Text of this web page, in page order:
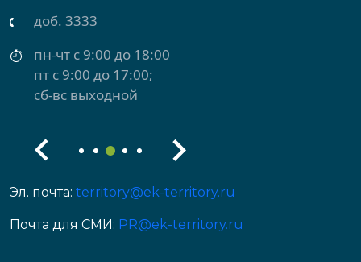
доб. 3434
пн-чт с 9:00 до 18:00
пт с 9:00 до 17:00
сб-вс выходной
Эл. почта: territory@ek-territory.ru
Почта для СМИ: PR@ek-territory.ru